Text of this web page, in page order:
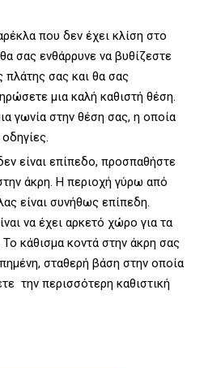
που δεν έχει κλίση στο
σας ενθάρρυνε να βυθίζεστε
σας και θα σας
μια καλή καθιστή θέση.
γωνία στην θέση σας, η οποία
είναι επίπεδο, προσπαθήστε
άκρη. Η περιοχή γύρω από
είναι συνήθως επίπεδη.
να έχει αρκετό χώρο για τα
Το κάθισμα κοντά στην άκρη σας
σταθερή βάση στην οποία
την περισσότερη καθιστική